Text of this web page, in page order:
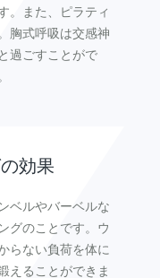
。また、ピラティ
胸式呼吸は交感神
過ごすことがで
効果
ベルやバーベルな
グのことです。ウ
らない負荷を体に
えることができま